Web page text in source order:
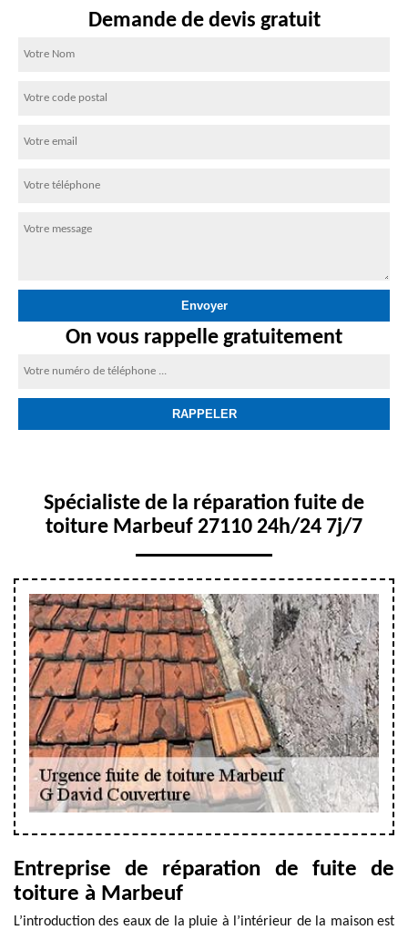
Demande de devis gratuit
On vous rappelle gratuitement
Spécialiste de la réparation fuite de
toiture Marbeuf 27110 24h/24 7j/7
Entreprise de réparation de fuite de
toiture à Marbeuf
L’introduction des eaux de la pluie à l’intérieur de la maison est